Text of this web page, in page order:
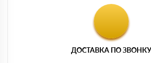
ДОСТАВКА ПО ЗВОНКУ